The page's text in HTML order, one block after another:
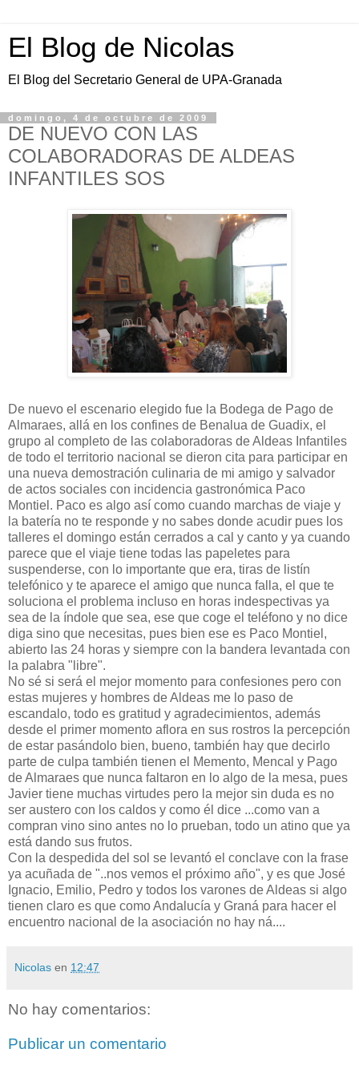
El Blog de Nicolas
El Blog del Secretario General de UPA-Granada
domingo, 4 de octubre de 2009
DE NUEVO CON LAS
COLABORADORAS DE ALDEAS
INFANTILES SOS
De nuevo el escenario elegido fue la Bodega de Pago de
Almaraes, allá en los confines de Benalua de Guadix, el
grupo al completo de las colaboradoras de Aldeas Infantiles
de todo el territorio nacional se dieron cita para participar en
una nueva demostración culinaria de mi amigo y salvador
de actos sociales con incidencia gastronómica Paco
Montiel. Paco es algo así como cuando marchas de viaje y
la batería no te responde y no sabes donde acudir pues los
talleres el domingo están cerrados a cal y canto y ya cuando
parece que el viaje tiene todas las papeletes para
suspenderse, con lo importante que era, tiras de listín
telefónico y te aparece el amigo que nunca falla, el que te
soluciona el problema incluso en horas indespectivas ya
sea de la índole que sea, ese que coge el teléfono y no dice
diga sino que necesitas, pues bien ese es Paco Montiel,
abierto las 24 horas y siempre con la bandera levantada con
la palabra "libre".
No sé si será el mejor momento para confesiones pero con
estas mujeres y hombres de Aldeas me lo paso de
escandalo, todo es gratitud y agradecimientos, además
desde el primer momento aflora en sus rostros la percepción
de estar pasándolo bien, bueno, también hay que decirlo
parte de culpa también tienen el Memento, Mencal y Pago
de Almaraes que nunca faltaron en lo algo de la mesa, pues
Javier tiene muchas virtudes pero la mejor sin duda es no
ser austero con los caldos y como él dice ...como van a
compran vino sino antes no lo prueban, todo un atino que ya
está dando sus frutos.
Con la despedida del sol se levantó el conclave con la frase
ya acuñada de "..nos vemos el próximo año", y es que José
Ignacio, Emilio, Pedro y todos los varones de Aldeas si algo
tienen claro es que como Andalucía y Graná para hacer el
encuentro nacional de la asociación no hay ná....
Nicolas en 12:47
No hay comentarios:
Publicar un comentario